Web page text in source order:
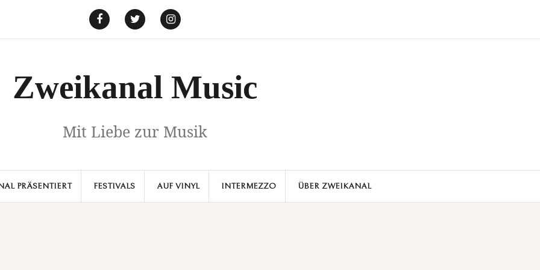
Zweikanal Music
Mit Liebe zur Musik
PRÄSENTIERT FESTIVALS AUF VINYL INTERMEZZO ÜBER ZWEIKANAL